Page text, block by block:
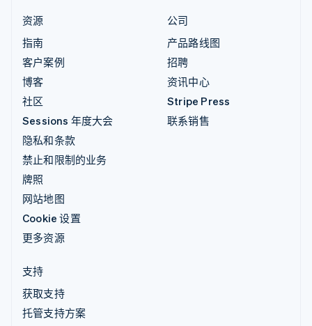
资源
指南
客户案例
博客
社区
Sessions 年度大会
隐私和条款
禁止和限制的业务
牌照
网站地图
Cookie 设置
更多资源
公司
产品路线图
招聘
资讯中心
Stripe Press
联系销售
支持
获取支持
托管支持方案